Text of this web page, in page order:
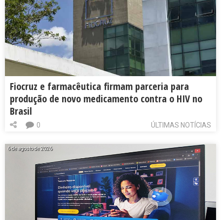
Fiocruz e farmacêutica firmam parceria para
produção de novo medicamento contra o HIV no
Brasil
ÚLTIMAS NOTÍCIAS
0
6 de agosto de 2026